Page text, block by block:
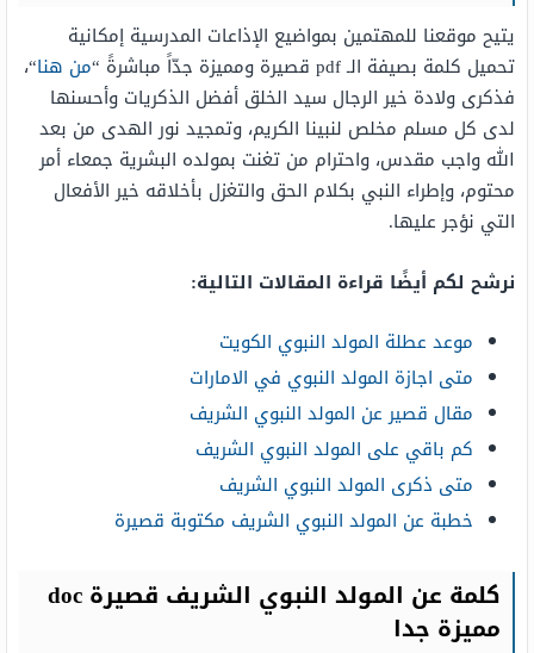
يتيح موقعنا للمهتمين بمواضيع الإذاعات المدرسية إمكانية
تحميل كلمة بصيفة الـ pdf قصيرة ومميزة جدّاً مباشرةً “
من هنا“،
فذكرى ولادة خير الرجال سيد الخلق أفضل الذكريات وأحسنها
لدى كل مسلم مخلص لنبينا الكريم، وتمجيد نور الهدى من بعد
الله واجب مقدس، واحترام من تغنت بمولده البشرية جمعاء أمر
محتوم، وإطراء النبي بكلام الحق والتغزل بأخلاقه خير الأفعال
التي نؤجر عليها.
نرشح لكم أيضًا قراءة المقالات التالية:
موعد عطلة المولد النبوي الكويت
متى اجازة المولد النبوي في الامارات
مقال قصير عن المولد النبوي الشريف
كم باقي على المولد النبوي الشريف
متى ذكرى المولد النبوي الشريف
خطبة عن المولد النبوي الشريف مكتوبة قصيرة
كلمة عن المولد النبوي الشريف قصيرة doc
مميزة جدا